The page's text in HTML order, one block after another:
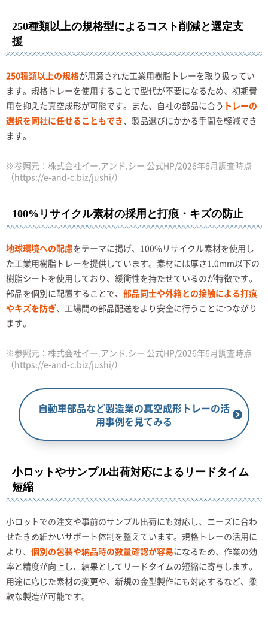
250種類以上の規格型によるコスト削減と選定支
援
250種類以上の規格が用意された工業用樹脂トレーを取り扱ってい
ます。規格トレーを使用することで型代が不要になるため、初期費
用を抑えた真空成形が可能です。また、自社の部品に合う トレーの
選択を同社に任せることもでき、製品選びにかかる手間を軽減でき
ます。
※参照元：株式会社イー.アンド.シー 公式HP/2026年6月調査時点
（https://e-and-c.biz/jushi/）
100%リサイクル素材の採用と打痕・キズの防止
地球環境への配慮をテーマに掲げ、100%リサイクル素材を使用し
た工業用樹脂トレーを提供しています。素材には厚さ1.0mm以下の
樹脂シートを使用しており、緩衝性を持たせているのが特徴です。
部品を個別に配置することで、 部品同士や外箱との接触による打痕
やキズを防ぎ、工場間の部品配送をより安全に行うことにつながり
ます。
※参照元：株式会社イー.アンド.シー 公式HP/2026年6月調査時点
（https://e-and-c.biz/jushi/）
自動車部品など製造業の真空成形トレーの活
用事例を見てみる
小ロットやサンプル出荷対応によるリードタイム
短縮
小ロットでの注文や事前のサンプル出荷にも対応し、ニーズに合わ
せたきめ細かいサポート体制を整えています。規格トレーの活用に
より、 個別の包装や納品時の数量確認が容易になるため、作業の効
率と精度が向上し、結果としてリードタイムの短縮に寄与します。
用途に応じた素材の変更や、新規の金型製作にも対応するなど、柔
軟な製造が可能です。